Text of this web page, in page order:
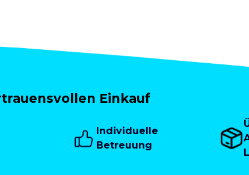
Einkauf
Individuelle
Betreuung